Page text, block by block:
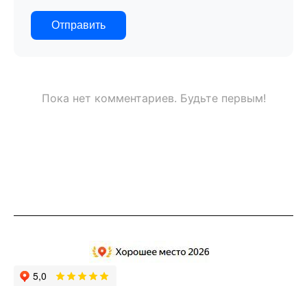
Отправить
Пока нет комментариев. Будьте первым!